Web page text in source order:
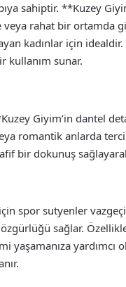
sahiptir. **Kuzey
rahat bir ortamda
kadınlar için idealdir.
kullanım sunar.
Giyim’in dantel
romantik anlarda
bir dokunuş
spor sutyenler
sağlar.
yardımcı